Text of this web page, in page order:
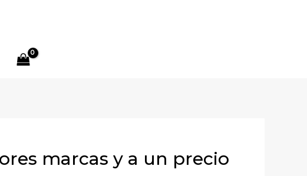
marcas y a un precio